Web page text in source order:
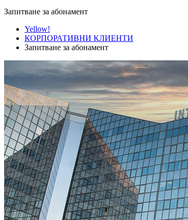
Запитване за абонамент
Yellow!
КОРПОРАТИВНИ КЛИЕНТИ
Запитване за абонамент